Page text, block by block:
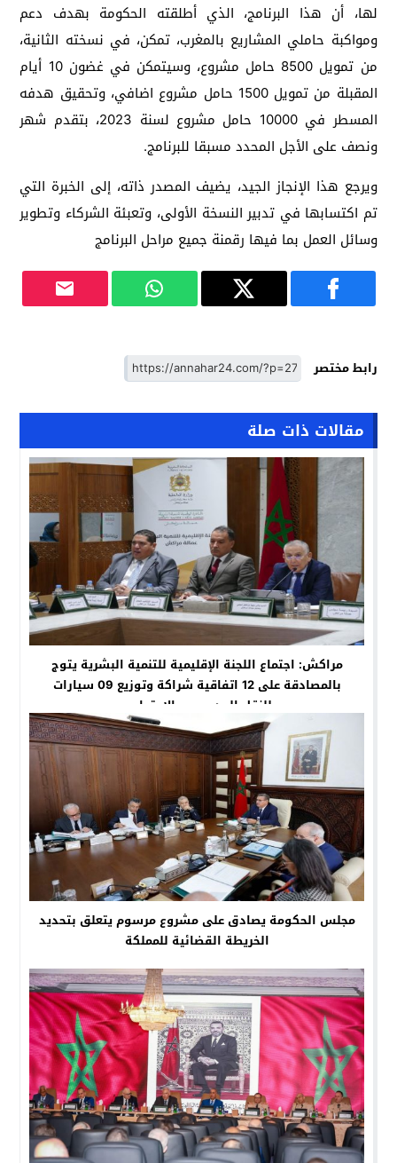
لها، أن هذا البرنامج، الذي أطلقته الحكومة بهدف دعم
ومواكبة حاملي المشاريع بالمغرب، تمكن، في نسخته الثانية،
من تمويل 8500 حامل مشروع، وسيتمكن في غضون 10 أيام
المقبلة من تمويل 1500 حامل مشروع اضافي، وتحقيق هدفه
المسطر في 10000 حامل مشروع لسنة 2023، بتقدم شهر
ونصف على الأجل المحدد مسبقا للبرنامج.
ويرجع هذا الإنجاز الجيد، يضيف المصدر ذاته، إلى الخبرة التي
تم اكتسابها في تدبير النسخة الأولى، وتعبئة الشركاء وتطوير
وسائل العمل بما فيها رقمنة جميع مراحل البرنامج
رابط مختصر
مقالات ذات صلة
مراكش: اجتماع اللجنة الإقليمية للتنمية البشرية يتوج
بالمصادقة على 12 اتفاقية شراكة وتوزيع 09 سيارات
للنقل المدرسي والاجتماعي
مجلس الحكومة يصادق على مشروع مرسوم يتعلق بتحديد
الخريطة القضائية للمملكة